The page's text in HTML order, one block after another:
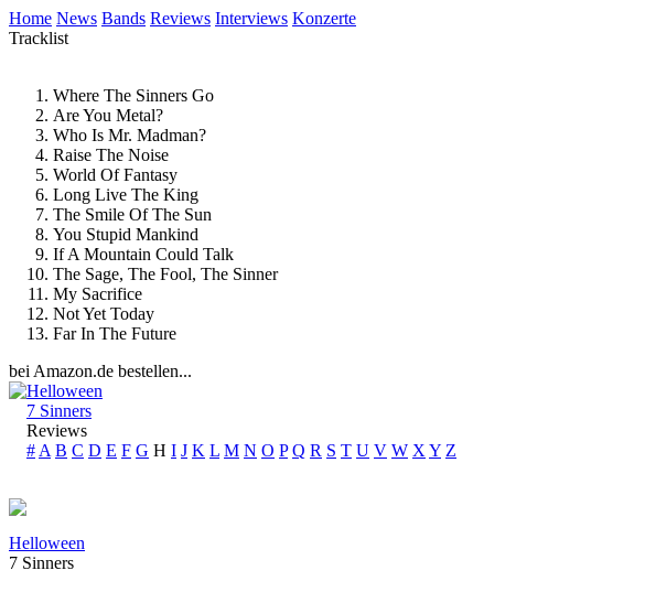
Home News Bands Reviews Interviews Konzerte
Tracklist
Where The Sinners Go
Are You Metal?
Who Is Mr. Madman?
Raise The Noise
World Of Fantasy
Long Live The King
The Smile Of The Sun
You Stupid Mankind
If A Mountain Could Talk
The Sage, The Fool, The Sinner
My Sacrifice
Not Yet Today
Far In The Future
bei Amazon.de bestellen...
Helloween
7 Sinners
Reviews
# A B C D E F G H I J K L M N O P Q R S T U V W X Y Z
Helloween
7 Sinners